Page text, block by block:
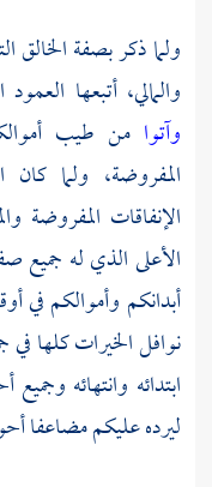
ولما ذكر بصفة
والمالي، أتبعها
وآتوامن طيب
المفروضة، ولما كان
الإنفاقات المفروضة
الأعلى الذي له جميع
أبدانكم وأموالكم
نوافل الخيرات كلها في
ابتدائه وانتهائه
ليرده عليكم مضاعفا